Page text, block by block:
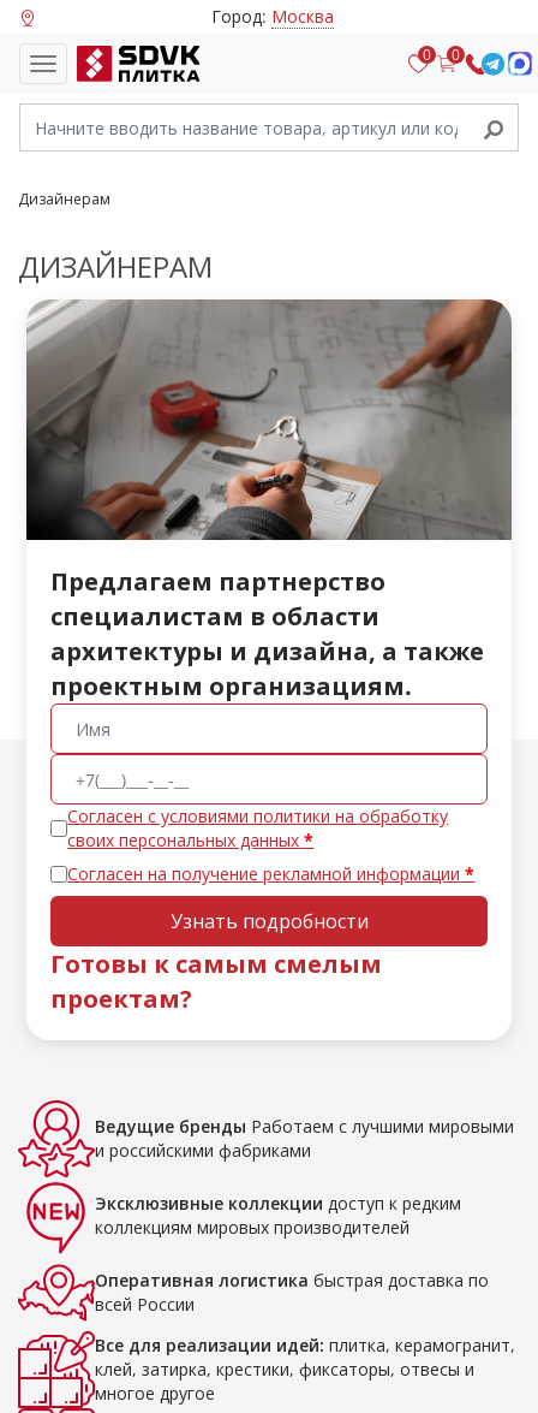
Город: Москва
0 0
Дизайнерам
ДИЗАЙНЕРАМ
Предлагаем партнерство
специалистам в области
архитектуры и дизайна, а также
проектным организациям.
Узнать подробности
Согласен с условиями политики на обработку
своих персональных данных
Согласен на получение рекламной информации
Готовы к самым смелым
проектам?
Ведущие бренды Работаем с лучшими мировыми
и российскими фабриками
Эксклюзивные коллекции доступ к редким
коллекциям мировых производителей
Оперативная логистика быстрая доставка по
всей России
Все для реализации идей: плитка, керамогранит,
клей, затирка, крестики, фиксаторы, отвесы и
многое другое